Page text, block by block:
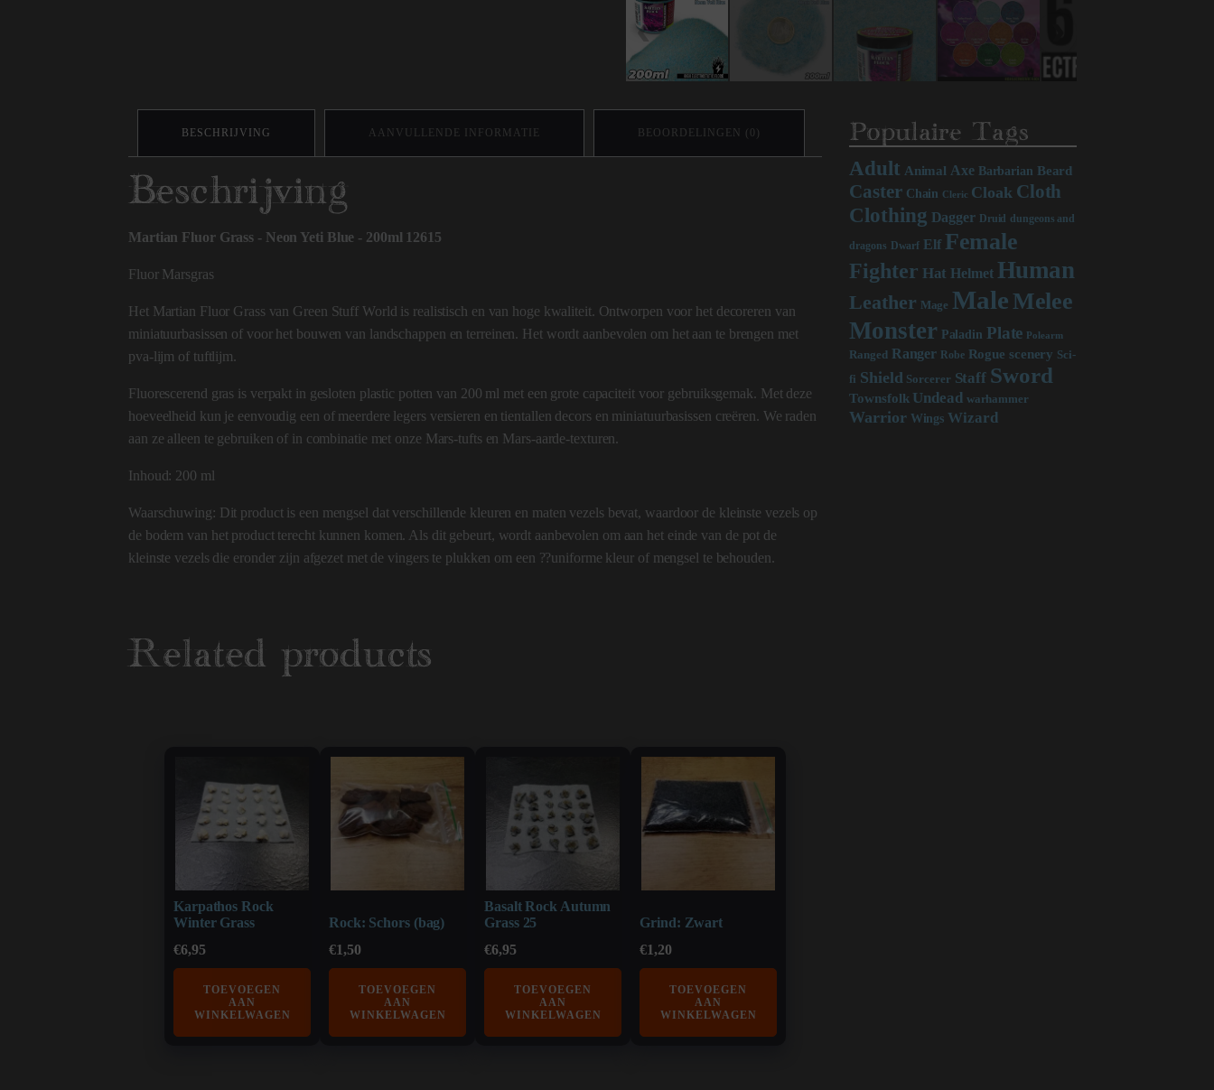
BESCHRIJVING AANVULLENDE INFORMATIE BEOORDELINGEN (0)
Beschrijving
Martian Fluor Grass - Neon Yeti Blue - 200ml 12615
Fluor Marsgras
Het Martian Fluor Grass van Green Stuff World is realistisch en van hoge kwaliteit. Ontworpen voor het decoreren van
miniatuurbasissen of voor het bouwen van landschappen en terreinen. Het wordt aanbevolen om het aan te brengen met
pva-lijm of tuftlijm.
Fluorescerend gras is verpakt in gesloten plastic potten van 200 ml met een grote capaciteit voor gebruiksgemak. Met deze
hoeveelheid kun je eenvoudig een of meerdere legers versieren en tientallen decors en miniatuurbasissen creëren. We raden
aan ze alleen te gebruiken of in combinatie met onze Mars-tufts en Mars-aarde-texturen.
Inhoud: 200 ml
Waarschuwing: Dit product is een mengsel dat verschillende kleuren en maten vezels bevat, waardoor de kleinste vezels op
de bodem van het product terecht kunnen komen. Als dit gebeurt, wordt aanbevolen om aan het einde van de pot de
kleinste vezels die eronder zijn afgezet met de vingers te plukken om een ??uniforme kleur of mengsel te behouden.
Related products
Karpathos Rock
Winter Grass
€6,95
TOEVOEGEN
AAN
WINKELWAGEN
Rock: Schors (bag)
€1,50
TOEVOEGEN
AAN
WINKELWAGEN
Basalt Rock Autumn
Grass 25
€6,95
TOEVOEGEN
AAN
WINKELWAGEN
Grind: Zwart
€1,20
TOEVOEGEN
AAN
WINKELWAGEN
Populaire Tags
Adult Animal Axe Barbarian Beard
Caster Chain Cleric Cloak Cloth
Clothing Dagger Druid dungeons and
dragons Dwarf Elf Female
Fighter Hat Helmet Human
Leather Mage MaleMelee
Monster Paladin Plate Polearm
Ranged Ranger Robe Rogue scenery Sci-
fi Shield Sorcerer Staff Sword
Townsfolk Undead warhammer
Warrior Wings Wizard